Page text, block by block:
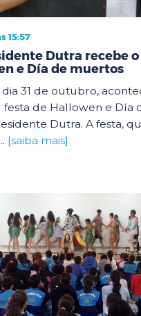
15:57
Dutra recebe
e Día de muertos
31 de outubro,
festa de Hallowen e Día
Dutra. A festa,
[saiba mais]